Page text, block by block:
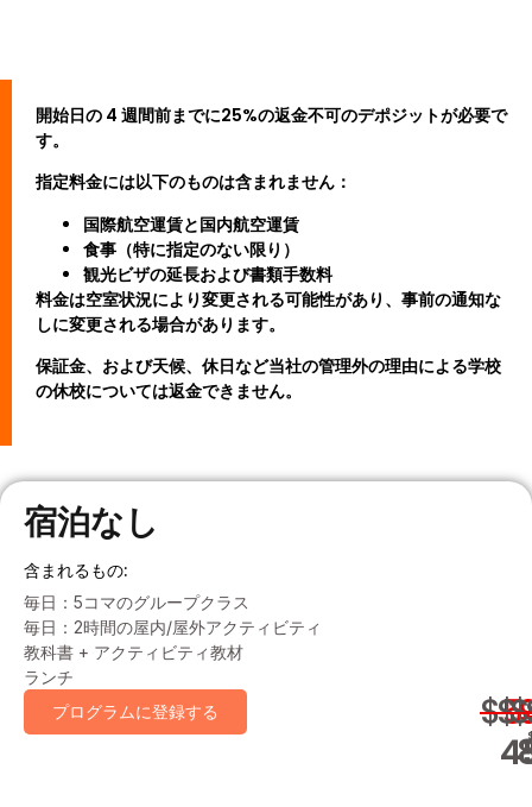
開始日の 4 週間前までに25%の返金不可のデポジットが必要で
す。
指定料金には以下のものは含まれません：
国際航空運賃と国内航空運賃
食事（特に指定のない限り）
観光ビザの延長および書類手数料
料金は空室状況により変更される可能性があり、事前の通知な
しに変更される場合があります。
保証金、および天候、休日など当社の管理外の理由による学校
の休校については返金できません。
宿泊なし
含まれるもの:
毎日：5コマのグループクラス
毎日：2時間の屋内/屋外アクティビティ
教科書 + アクティビティ教材
ランチ
プログラムに登録する
$$$